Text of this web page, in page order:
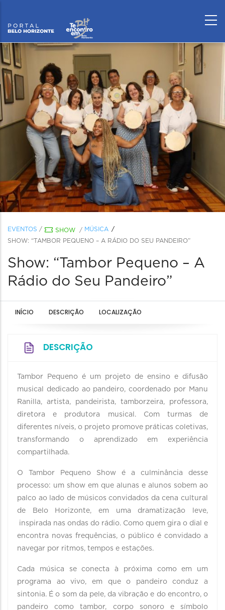
EVENTOS / SHOW / MÚSICA
SHOW: “TAMBOR PEQUENO – A RÁDIO DO SEU PANDEIRO”
Show: “Tambor Pequeno – A
Rádio do Seu Pandeiro”
INÍCIO DESCRIÇÃO LOCALIZAÇÃO
DESCRIÇÃO
Tambor Pequeno é um projeto de ensino e difusão
musical dedicado ao pandeiro, coordenado por Manu
Ranilla, artista, pandeirista, tamborzeira, professora,
diretora e produtora musical. Com turmas de
diferentes níveis, o projeto promove práticas coletivas,
transformando o aprendizado em experiência
compartilhada.
O Tambor Pequeno Show é a culminância desse
processo: um show em que alunas e alunos sobem ao
palco ao lado de músicos convidados da cena cultural
de Belo Horizonte, em uma dramatização leve,
inspirada nas ondas do rádio. Como quem gira o dial e
encontra novas frequências, o público é convidado a
navegar por ritmos, tempos e estações.
Cada música se conecta à próxima como em um
programa ao vivo, em que o pandeiro conduz a
sintonia. É o som da pele, da vibração e do encontro, o
pandeiro como tambor, corpo sonoro e símbolo